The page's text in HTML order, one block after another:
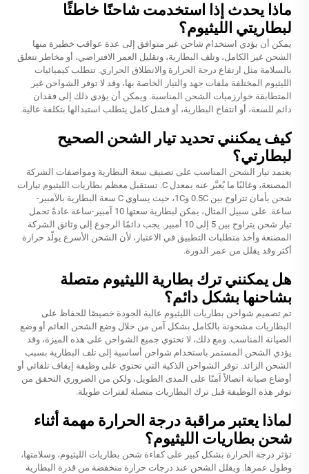
ماذا يحدث إذا استخدمت شاحنًا خاطئًا
لبطاريتي الليثيوم؟
يمكن أن يؤدي استخدام شاحن غير متوافق إلى عدة عواقب خطيرة منها
الشحن غير الكامل، وتلف البطارية، وتقليل العمر الافتراضي، أو مخاطر تتعلق
بالسلامة مثل ارتفاع درجة الحرارة والانطلاق الحراري. تتطلب كيميائيات
الليثيوم المختلفة ملفات جهد والتيار الخاصة بها، وقد لا توفر الشواحن غير
المتطابقة خوارزميات الشحن المناسبة. ويمكن أن يؤدي ذلك إلى فقدان
دائم للسعة، أو انتفاخ البطارية، أو فشل كامل يتطلب استبدالها بتكلفة عالية.
كيف يمكنني تحديد تيار الشحن الصحيح
لبطارتي؟
يعتمد تيار الشحن المناسب على تصنيف سعة البطارية ومواصفات الشركة
المصنعة، وغالبًا ما يُعبَّر عنه بمعدل C. تستقبل معظم بطاريات الليثيوم تيارات
شحن بأمان تتراوح بين 0.5C و1C، حيث يساوي C سعة البطارية بالآمبير-
ساعة. على سبيل المثال، يمكن لبطارية سعتها 10 آمبير-ساعة عادةً تحمل
تيار شحن يتراوح بين 5 إلى 10 أمبير. يجب دائمًا الرجوع إلى وثائق الشركة
المصنعة وأخذ متطلبات التطبيق في الاعتبار، لأن الشحن الأسرع يولّد حرارة
أكثر وقد يقلل من عمر الدورة.
هل يمكنني ترك بطارية الليثيوم متصلة
بشاحنها بشكل دائم؟
تم تصميم شواحن بطاريات الليثيوم عالية الجودة خصيصًا للحفاظ على
البطاريات مشحونة بالكامل بشكل آمن من خلال وضع الشحن العائم أو وضع
الصيانة المناسب. ومع ذلك، لا تحتوي جميع الشواحن على هذه الميزة، وقد
يؤدي الشحن المستمر باستخدام شواحن أساسية إلى تلف البطارية بسبب
الشحن الزائد. توفر الشواحن الذكية التي تحتوي على وظيفة إيقاف تلقائي أو
أوضاع صيانة اتصالاً آمنًا على المدى الطويل، ولكن من الضروري التحقق من
توفر هذه الوظيفة قبل ترك البطاريات متصلة لفترات طويلة.
لماذا يعتبر مراقبة درجة الحرارة مهمة أثناء
شحن بطاريات الليثيوم؟
تؤثر درجة الحرارة بشكل كبير على كفاءة شحن بطاريات الليثيوم، وسلامتها،
وطول عمرها. ويقلل الشحن عند درجات حرارة منخفضة من قدرة البطارية